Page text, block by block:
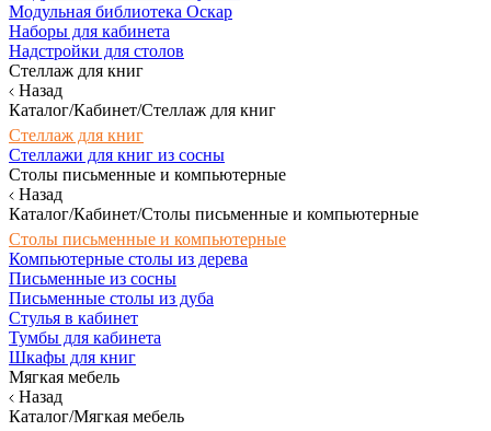
Модульная библиотека Оскар
Наборы для кабинета
Надстройки для столов
Стеллаж для книг
Назад
Каталог/Кабинет/Стеллаж для книг
Стеллаж для книг
Стеллажи для книг из сосны
Столы письменные и компьютерные
Назад
Каталог/Кабинет/Столы письменные и компьютерные
Столы письменные и компьютерные
Компьютерные столы из дерева
Письменные из сосны
Письменные столы из дуба
Стулья в кабинет
Тумбы для кабинета
Шкафы для книг
Мягкая мебель
Назад
Каталог/Мягкая мебель